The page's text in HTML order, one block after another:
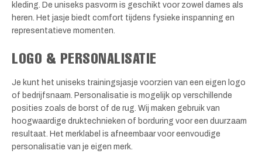
kleding. De uniseks pasvorm is geschikt voor zowel dames als
heren. Het jasje biedt comfort tijdens fysieke inspanning en
representatieve momenten.
LOGO & PERSONALISATIE
Je kunt het uniseks trainingsjasje voorzien van een eigen logo
of bedrijfsnaam. Personalisatie is mogelijk op verschillende
posities zoals de borst of de rug. Wij maken gebruik van
hoogwaardige druktechnieken of borduring voor een duurzaam
resultaat. Het merklabel is afneembaar voor eenvoudige
personalisatie van je eigen merk.